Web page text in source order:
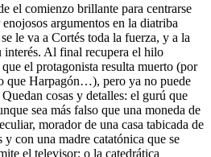
el comienzo brillante para centrarse
argumentos en la diatriba
le va a Cortés toda la fuerza, y a la
interés. Al final recupera el hilo
el protagonista resulta muerto (por
que Harpagón…), pero ya no puede
cosas y detalles: el gurú que
sea más falso que una moneda de
morador de una casa tabicada de
y con una madre catatónica que se
el televisor; o la catedrática